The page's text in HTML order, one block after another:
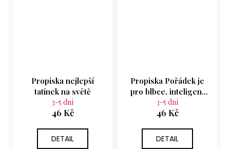
Propiska nejlepší
tatínek na světě
3-5 dní
46 Kč
DETAIL
Propiska Pořádek je
pro blbce, inteligent
zvládne i chaos
3-5 dní
46 Kč
DETAIL